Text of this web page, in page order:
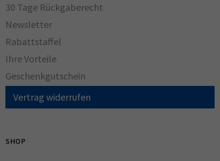
30 Tage Rückgaberecht
Newsletter
Rabattstaffel
Ihre Vorteile
Geschenkgutschein
Vertrag widerrufen
SHOP